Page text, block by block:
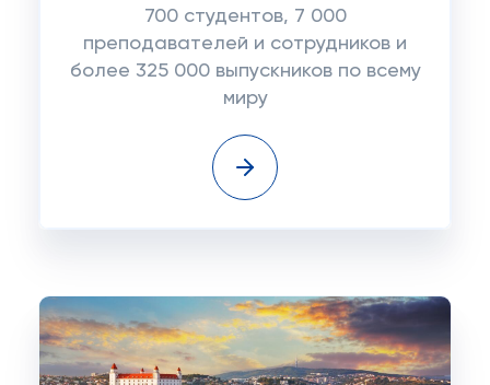
700 студентов, 7 000
преподавателей и сотрудников и
более 325 000 выпускников по всему
миру